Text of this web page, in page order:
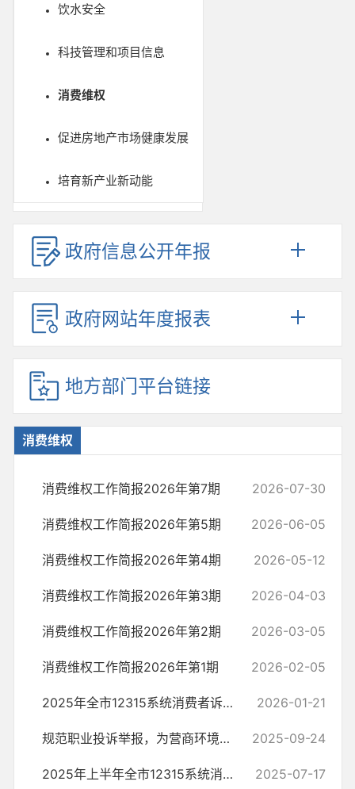
饮水安全
科技管理和项目信息
消费维权
促进房地产市场健康发展
培育新产业新动能
政府信息公开年报
政府网站年度报表
地方部门平台链接
消费维权
消费维权工作简报2026年第7期 2026-07-30
消费维权工作简报2026年第5期 2026-06-05
消费维权工作简报2026年第4期 2026-05-12
消费维权工作简报2026年第3期 2026-04-03
消费维权工作简报2026年第2期 2026-03-05
消费维权工作简报2026年第1期 2026-02-05
2025年全市12315系统消费者诉求数据分析报告 2026-01-21
规范职业投诉举报，为营商环境“减负”护航 2025-09-24
2025年上半年全市12315系统消费者诉求数据分析报告（2025年第二期） 2025-07-17